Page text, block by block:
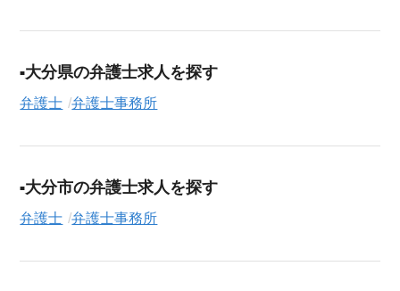
活動の全プロセスを無料でサポートいたします。
シニアジョブエージェントでは、豊富な求人情報の中から、あ
なたの希望に合ったお仕事を簡単に見つけられます。雇用形態
収・時給・日給、さらに週休2日制、駅近、短期といったこだわ
「まずは相談から始めたい」という方も、ぜひお気軽に
大分県の弁護士求人を探す
弁護士 弁護士事務所
大分市の弁護士求人を探す
弁護士 弁護士事務所